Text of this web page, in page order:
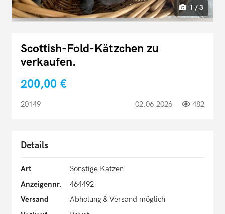
1 / 3
Scottish-Fold-Kätzchen zu
verkaufen.
200,00 €
20149 02.06.2026 482
Details
Art
Sonstige Katzen
Anzeigennr.
464492
Versand
Abholung & Versand möglich